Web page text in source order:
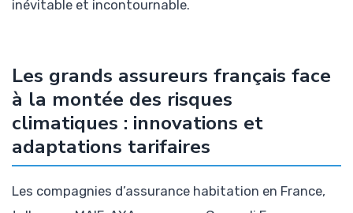
inévitable et incontournable.
Les grands assureurs français face
à la montée des risques
climatiques : innovations et
adaptations tarifaires
Les compagnies d’assurance habitation en France,